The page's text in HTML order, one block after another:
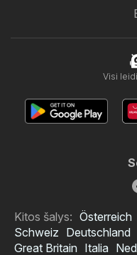
Visi
Kitos šalys: Österreich
Schweiz Deutschland
Great Britain Italia